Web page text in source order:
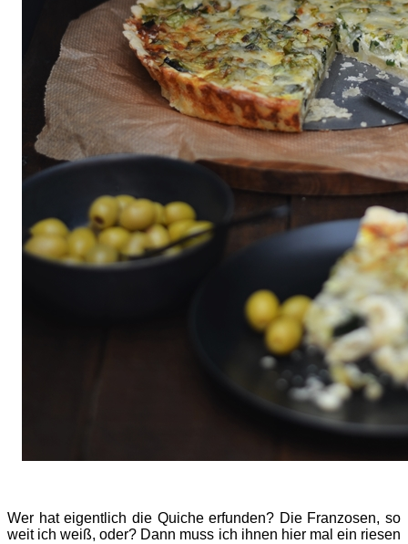
Wer hat eigentlich die Quiche erfunden? Die Franzosen, so
weit ich weiß, oder? Dann muss ich ihnen hier mal ein riesen